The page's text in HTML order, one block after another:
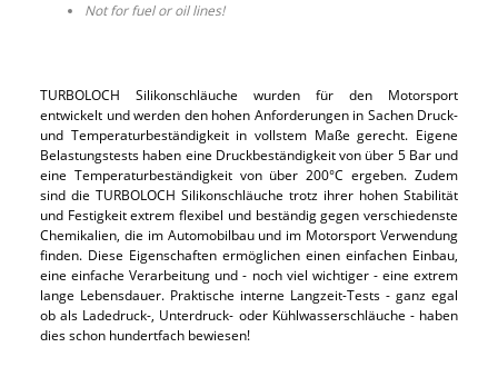
Not for fuel or oil lines!
TURBOLOCH Silikonschläuche wurden für den Motorsport
entwickelt und werden den hohen Anforderungen in Sachen Druck-
und Temperaturbeständigkeit in vollstem Maße gerecht. Eigene
Belastungstests haben eine Druckbeständigkeit von über 5 Bar und
eine Temperaturbeständigkeit von über 200°C ergeben. Zudem
sind die TURBOLOCH Silikonschläuche trotz ihrer hohen Stabilität
und Festigkeit extrem flexibel und beständig gegen verschiedenste
Chemikalien, die im Automobilbau und im Motorsport Verwendung
finden. Diese Eigenschaften ermöglichen einen einfachen Einbau,
eine einfache Verarbeitung und - noch viel wichtiger - eine extrem
lange Lebensdauer. Praktische interne Langzeit-Tests - ganz egal
ob als Ladedruck-, Unterdruck- oder Kühlwasserschläuche - haben
dies schon hundertfach bewiesen!